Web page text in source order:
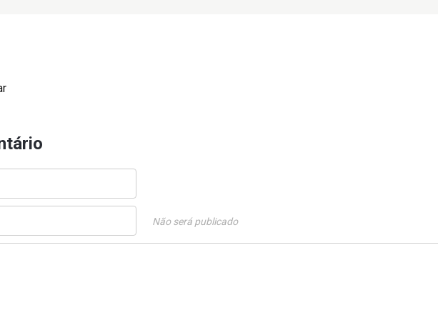
Não será publicado